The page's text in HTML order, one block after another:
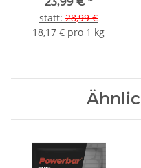
statt: 28,99 €
18,17 € pro 1 kg